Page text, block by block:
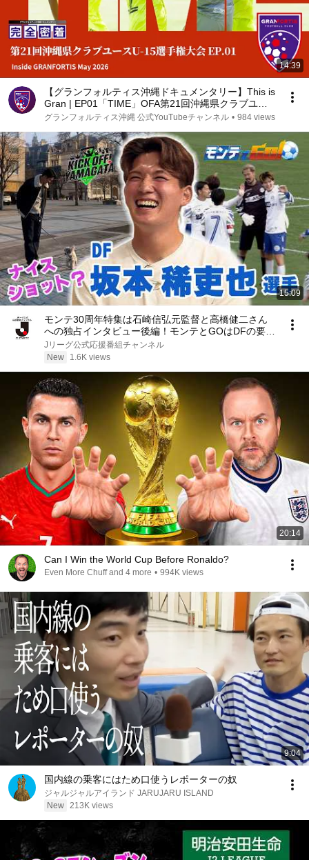
14:39
【グランフォルティス沖縄ドキュメンタリー】This is
Gran | EP01「TIME」OFA第21回沖縄県クラブユー
スU-15サッカー選手権大会― 準決勝、そして決勝へ
グランフォルティス沖縄 公式YouTubeチャンネル • 984 views
15:09
モンテ30周年特集は石崎信弘元監督と高橋健二さん
への独占インタビュー後編！モンテとGOはDFの要・
坂本稀吏也選手！！KICK OFF! YAMAGATA(キックオ
フやまがた)２０２6年7月31日放送回
Jリーグ公式応援番組チャンネル
New
1.6K views
20:14
Can I Win the World Cup Before Ronaldo?
Even More Chuff and 4 more • 994K views
9:04
国内線の乗客にはため口使うレポーターの奴
ジャルジャルアイランド JARUJARU ISLAND
New 213K views